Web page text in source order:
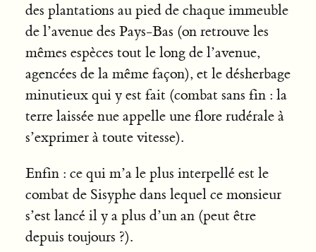
des plantations au pied de chaque immeuble
de l’avenue des Pays-Bas (on retrouve les
mêmes espèces tout le long de l’avenue,
agencées de la même façon), et le désherbage
minutieux qui y est fait (combat sans fin : la
terre laissée nue appelle une flore rudérale à
s’exprimer à toute vitesse).
Enfin : ce qui m’a le plus interpellé est le
combat de Sisyphe dans lequel ce monsieur
s’est lancé il y a plus d’un an (peut être
depuis toujours ?).